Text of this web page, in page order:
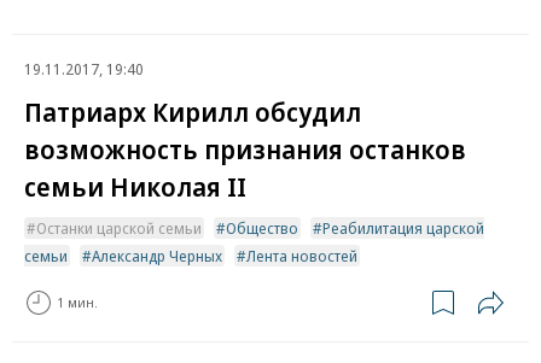
19.11.2017, 19:40
Патриарх Кирилл обсудил
возможность признания останков
семьи Николая II
Останки царской семьи Общество
Реабилитация царской
семьи
Александр Черных Лента новостей
1 мин.